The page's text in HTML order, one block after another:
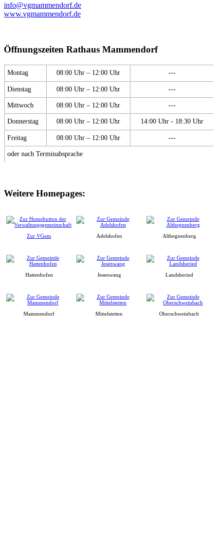
info@vgmammendorf.de
www.vgmammendorf.de
Öffnungszeiten Rathaus Mammendorf
Montag 08:00 Uhr – 12:00 Uhr ---
Dienstag 08:00 Uhr – 12:00 Uhr ---
Mittwoch 08:00 Uhr – 12:00 Uhr ---
Donnerstag 08:00 Uhr – 12:00 Uhr 14:00 Uhr - 18:30 Uhr
Freitag 08:00 Uhr – 12:00 Uhr ---
oder nach Terminabsprache
Weitere Homepages:
Zur VGem Adelshofen Althegnenberg
Hattenhofen Jesenwang Landsberied
Mammendorf Mittelstetten Oberschweinbach